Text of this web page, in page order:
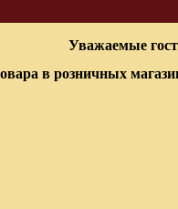
Уважаемые
в розничных